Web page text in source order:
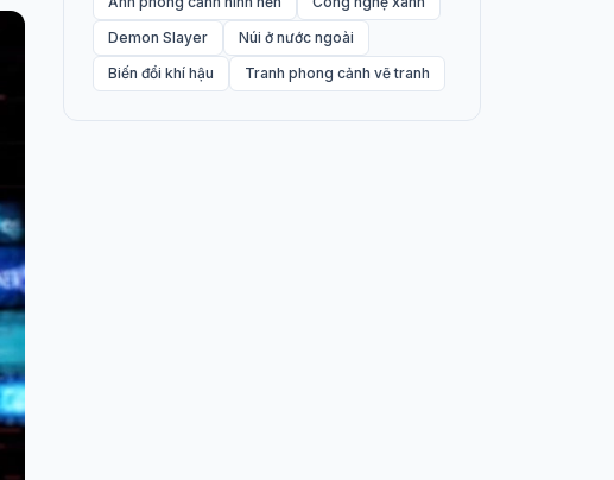
Demon Slayer
Núi ở nước ngoài
Biến đổi khí hậu
Tranh phong cảnh vẽ tranh